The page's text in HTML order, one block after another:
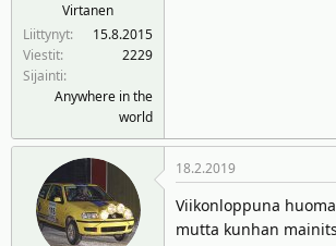
Virtanen
Liittynyt
15.8.2015
Viestit
2229
Sijainti
Anywhere in the
world
18.2.2019
Viikonloppuna
mutta kunhan